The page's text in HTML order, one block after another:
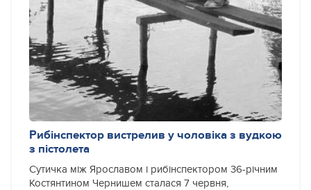
Рибінспектор вистрелив у чоловіка з вудкою
з пістолета
Сутичка між Ярославом і рибінспектором 36-річним
Костянтином Чернишем сталася 7 червня,